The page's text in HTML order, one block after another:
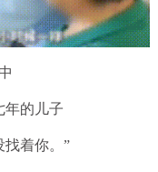
年的儿子
找着你。”